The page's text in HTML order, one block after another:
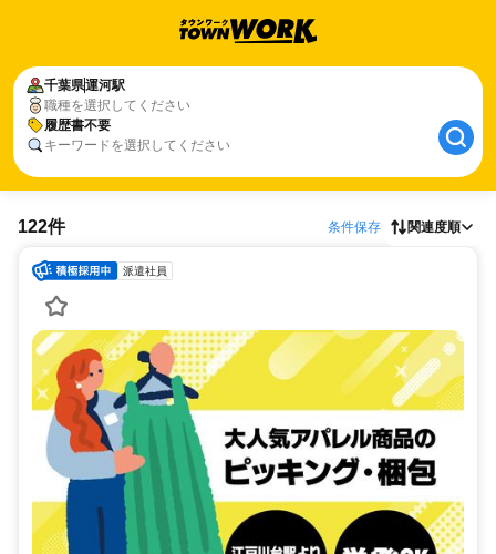
千葉県運河駅
職種を選択してください
履歴書不要
キーワードを選択してください
122件 条件保存 関連度順
派遣社員